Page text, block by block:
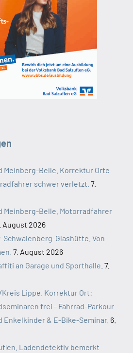
Meinberg-Belle. Korrektur Orte
schwer verletzt. 7.
Meinberg-Belle. Motorradfahrer
August 2026
Schwalenberg-Glashütte. Von
7. August 2026
an Garage und Sporthalle. 7.
Kreis Lippe. Korrektur Ort:
frei - Fahrrad-Parkour
& E-Bike-Seminar. 6.
Ladendetektiv bemerkt